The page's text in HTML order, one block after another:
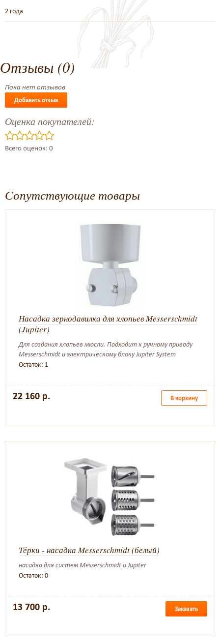
2 года
Отзывы (0)
Пока нет отзывов
Добавить отзыв
Оценка покупателей:
Всего оценок: 0
Сопутствующие товары
Насадка зернодавилка для хлопьев Messerschmidt
(Jupiter)
Для создания хлопьев мюсли. Подходит к ручному приводу
Messerschmidt и электрическому блоку Jupiter System
Остаток: 1
22 160 р. В корзину
Тёрки - насадка Messerschmidt (белый)
насадка для систем Messerschmidt и Jupiter
Остаток: 0
13 700 р. Заказать